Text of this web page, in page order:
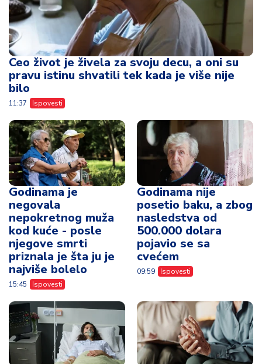
Ceo život je živela za svoju decu, a oni su
pravu istinu shvatili tek kada je više nije
bilo
11:37 Ispovesti
Godinama je
negovala
nepokretnog muža
kod kuće - posle
njegove smrti
priznala je šta ju je
najviše bolelo
15:45 Ispovesti
Godinama nije
posetio baku, a zbog
nasledstva od
500.000 dolara
pojavio se sa
cvećem
09:59 Ispovesti